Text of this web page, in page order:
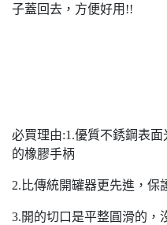
子蓋回去，方便好用!!
必買理由:1.優質不銹鋼表
的橡膠手柄
2.比傳統開罐器更先進，保
3.開的切口是平整圓滑的，